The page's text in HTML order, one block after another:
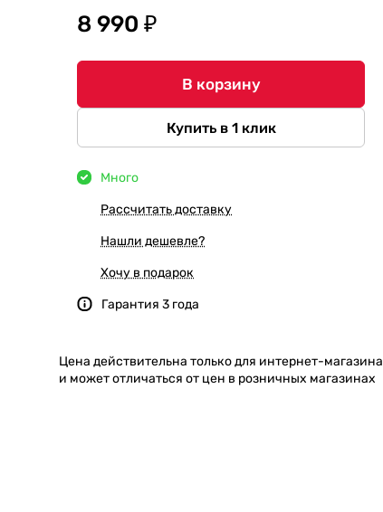
8 990 ₽
В корзину
Купить в 1 клик
Много
Рассчитать доставку
Нашли дешевле?
Хочу в подарок
Гарантия 3 года
Цена действительна только для интернет-магазина
и может отличаться от цен в розничных магазинах